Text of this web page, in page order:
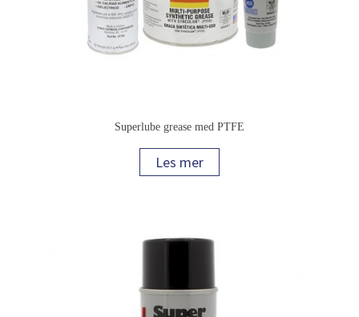
Superlube grease med PTFE
Les mer